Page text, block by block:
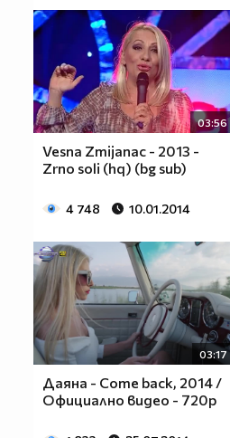
03:56
Vesna Zmijanac - 2013 -
Zrno soli (hq) (bg sub)
4 748 10.01.2014
03:17
Даяна - Come back, 2014 /
Официално видео - 720p